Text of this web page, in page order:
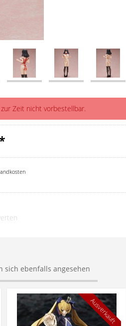
Zeit nicht vorbestellbar.
sich ebenfalls angesehen
Ausverkauft